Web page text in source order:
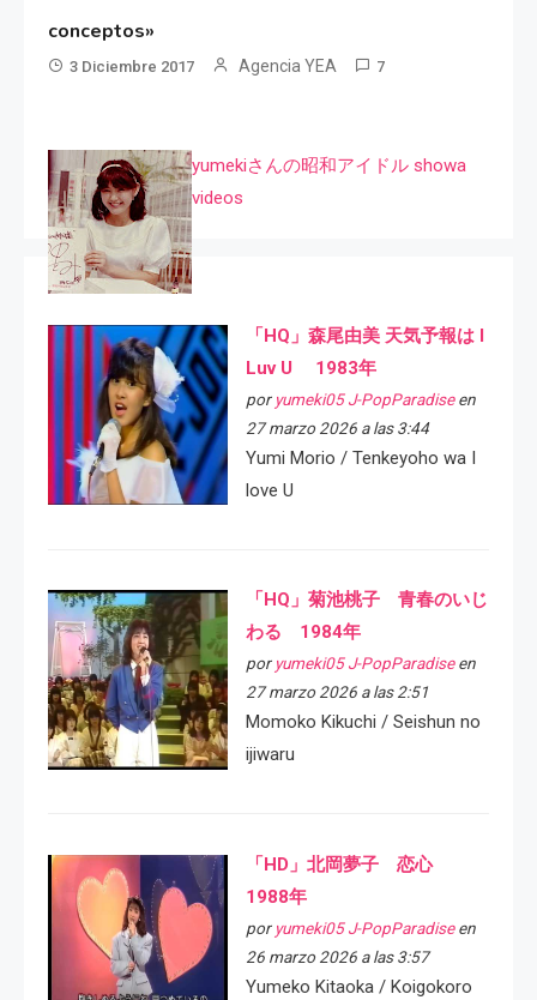
conceptos»
3 Diciembre 2017 Agencia YEA 7
yumekiさんの昭和アイドル showa
videos
「HQ」森尾由美 天気予報は I
Luv U 1983年
por yumeki05 J-PopParadiseen
27 marzo 2026 a las 3:44
Yumi Morio / Tenkeyoho wa I
love U
「HQ」菊池桃子 青春のいじ
わる 1984年
por yumeki05 J-PopParadiseen
27 marzo 2026 a las 2:51
Momoko Kikuchi / Seishun no
ijiwaru
「HD」北岡夢子 恋心
1988年
por yumeki05 J-PopParadiseen
26 marzo 2026 a las 3:57
Yumeko Kitaoka / Koigokoro